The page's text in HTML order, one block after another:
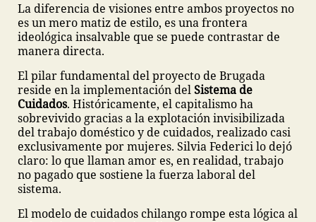
La diferencia de visiones entre ambos proyectos no
es un mero matiz de estilo, es una frontera
ideológica insalvable que se puede contrastar de
manera directa.
El pilar fundamental del proyecto de Brugada
reside en la implementación delSistema de
Cuidados. Históricamente, el capitalismo ha
sobrevivido gracias a la explotación invisibilizada
del trabajo doméstico y de cuidados, realizado casi
exclusivamente por mujeres. Silvia Federici lo dejó
claro: lo que llaman amor es, en realidad, trabajo
no pagado que sostiene la fuerza laboral del
sistema.
El modelo de cuidados chilango rompe esta lógica al